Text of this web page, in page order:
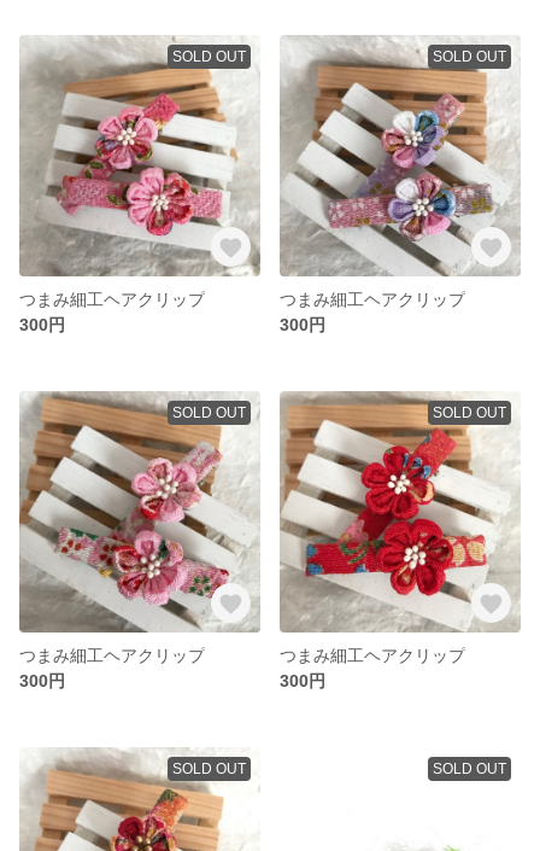
SOLD OUT
つまみ細工ヘアクリップ
300円
SOLD OUT
つまみ細工ヘアクリップ
300円
SOLD OUT
つまみ細工ヘアクリップ
300円
SOLD OUT
つまみ細工ヘアクリップ
300円
SOLD OUT SOLD OUT